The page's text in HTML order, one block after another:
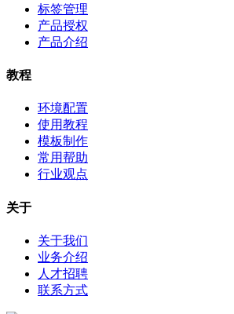
标签管理
产品授权
产品介绍
教程
环境配置
使用教程
模板制作
常用帮助
行业观点
关于
关于我们
业务介绍
人才招聘
联系方式